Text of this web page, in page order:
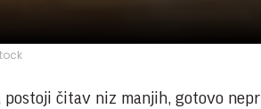
čitav niz manjih, gotovo